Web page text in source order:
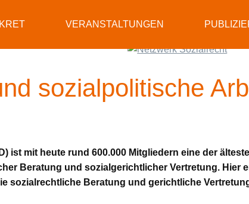
VERANSTALTUNGEN
sozialpolitische
ist mit heute rund 600.000 Mitgliedern eine der
Beratung und sozialgerichtlicher Vertretung. Hier
sozialrechtliche Beratung und gerichtliche